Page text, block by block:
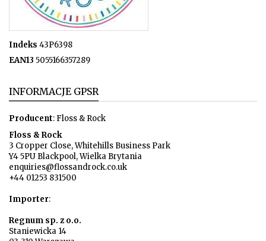
Indeks 43P6398
EAN13 5055166357289
INFORMACJE GPSR
Producent: Floss & Rock
Floss & Rock
3 Cropper Close, Whitehills Business Park
Y4 5PU Blackpool, Wielka Brytania
enquiries@flossandrock.co.uk
+44 01253 831500
Importer:
Regnum sp. z o.o.
Staniewicka 14